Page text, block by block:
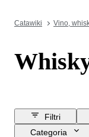
Catawiki Vino,
Filtri
Categoria